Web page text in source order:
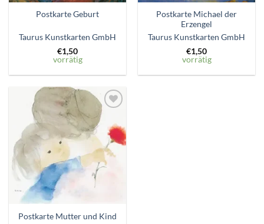
Postkarte Geburt
Taurus Kunstkarten GmbH
€1,50
vorrätig
Postkarte Michael der
Erzengel
Taurus Kunstkarten GmbH
€1,50
vorrätig
Zum
Wunschzettel
hinzufügen
Postkarte Mutter und Kind